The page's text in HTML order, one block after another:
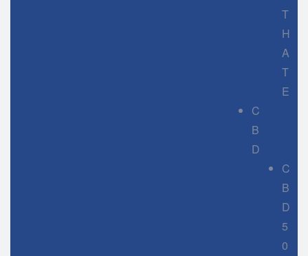
T
H
A
T
E
C
B
D
C
B
D
5
0